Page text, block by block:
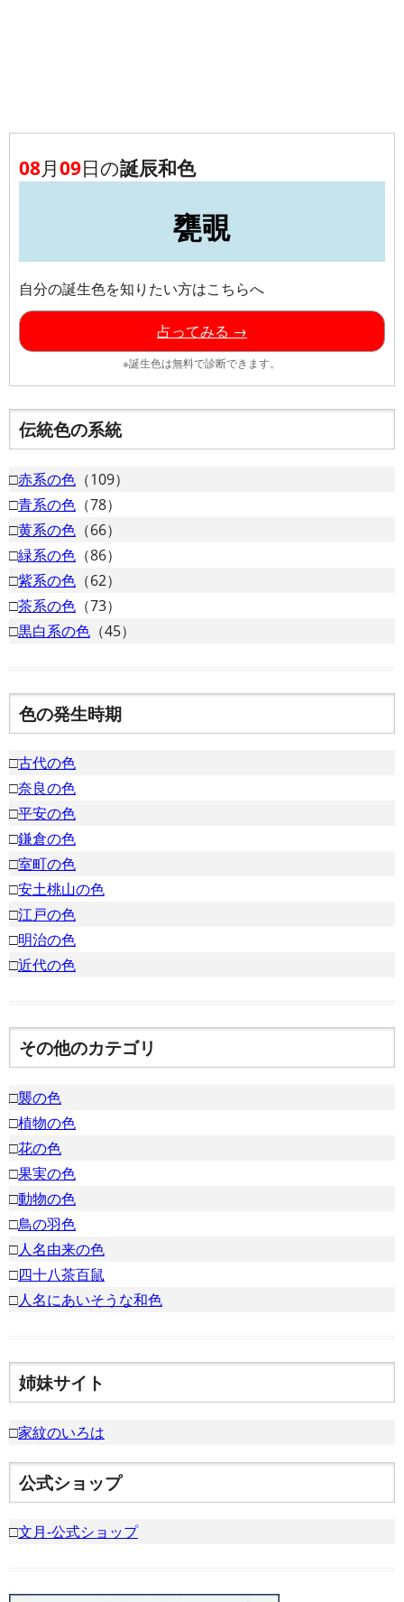
08月09日の誕辰和色
甕覗
自分の誕生色を知りたい方はこちらへ
占ってみる →
※誕生色は無料で診断できます。
伝統色の系統
□赤系の色 （109）
□青系の色 （78）
□黄系の色 （66）
□緑系の色 （86）
□紫系の色 （62）
□茶系の色 （73）
□黒白系の色 （45）
色の発生時期
□古代の色
□奈良の色
□平安の色
□鎌倉の色
□室町の色
□安土桃山の色
□江戸の色
□明治の色
□近代の色
その他のカテゴリ
□襲の色
□植物の色
□花の色
□果実の色
□動物の色
□鳥の羽色
□人名由来の色
□四十八茶百鼠
□人名にあいそうな和色
姉妹サイト
□家紋のいろは
公式ショップ
□文月-公式ショップ